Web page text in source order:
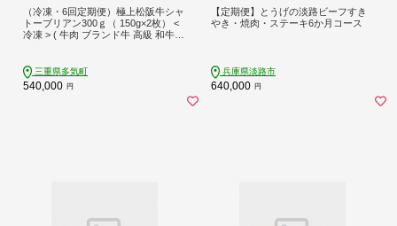
（冷凍・6回定期便）極上松阪牛シャ
トーブリアン300ｇ（ 150g×2枚） <
冷凍 > ( 牛肉 ブランド牛 高級 和牛
リアンステーキ 三重県 多気町 UOD-
2906-02
三重県多気町
540,000 円
【定期便】とうげの淡路ビーフすき
やき・焼肉・ステーキ6か月コース
兵庫県淡路市
640,000 円